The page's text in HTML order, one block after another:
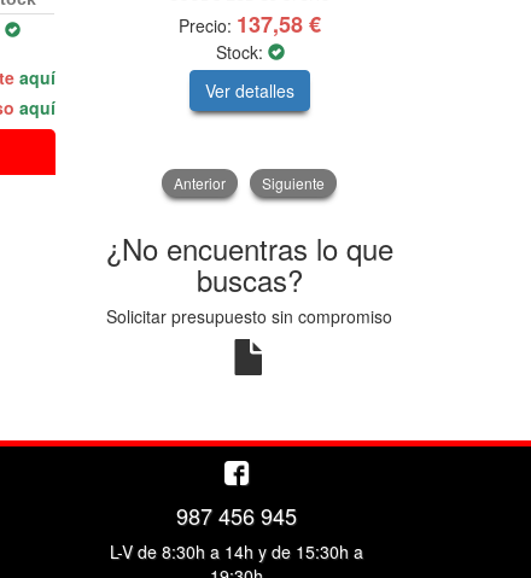
aquí
aquí
Precio: 137,58 €
Stock:
Ver detalles
Anterior Siguiente
¿No encuentras lo que
buscas?
Solicitar presupuesto sin compromiso
987 456 945
L-V de 8:30h a 14h y de 15:30h a